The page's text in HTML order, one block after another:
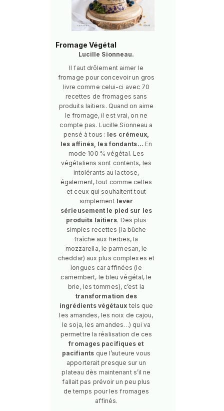
Fromage Végétal
Lucille Sionneau.
Il faut drôlement aimer le
fromage pour concevoir un gros
livre comme celui-ci avec 70
recettes de fromages sans
produits laitiers. Quand on aime
le fromage, il est vrai, on ne
compte pas. Lucille Sionneau a
pensé à tous : les crémeux,
les affinés, les fondants… En
mode 100 % végétal. Les
végétaliens sont contents, les
intolérants au lactose,
également, tout comme celles
et ceux qui souhaitent tout
simplementlever
sérieusement le pied sur les
produits laitiers. Des plus
simples recettes (la bûche
fraîche aux herbes, la
mozzarella, le parmesan, le
cheddar) aux plus complexes et
longues car affinées (le
camembert, le bleu végétal, le
brie, les tommes), c’est la
transformation des
ingrédients végétaux tels que
les amandes, les noix de cajou,
le soja, les amandes…) qui va
permettre la réalisation de ces
fromages pacifiques et
pacifiants que l’auteure vous
apporterait presque sur un
plateau dès maintenant s’il ne
fallait pas prévoir un peu plus
de temps pour les fromages
affinés.